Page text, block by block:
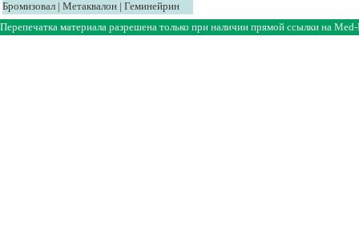
Бромизовал | Метаквалон | Геминейрин
Перепечатка материала разрешена только при наличии прямой ссылки на